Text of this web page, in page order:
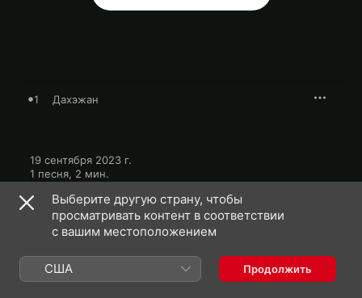
1 Дахэжан
19 сентября 2023 г.
1 песня, 2 мин.
Азамат Нибеж: еще
Выберите другую страну, чтобы
просматривать контент в соответствии
с вашим местоположением
США Продолжить